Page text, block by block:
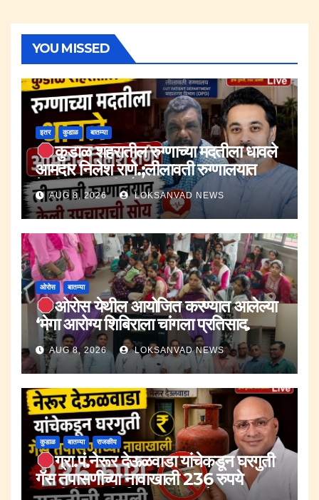
YOU MISSED
इतर कुडाळ बातम्या
कुडाळ शहरातील रुग्णाच्या मदतीला धावले
आमदार निलेश राणे.;लीलावती रुग्णालयात
केली उपचाराची सोय.
AUG 8, 2026 LOKSANVAD NEWS
ओरोस बातम्या
ओरोस येथील आयोजित करण्यात आलेल्या
‘मेगा आरोग्य शिबिराला चांगला प्रतिसाद.
AUG 8, 2026 LOKSANVAD NEWS
कुडाळ बातम्या राजकीय
ग्रा.पं.नेरूर देऊळवाडा यांचेकडून घरगुती
गॅस तपासणीच्या नावाखाली 236 रुपये